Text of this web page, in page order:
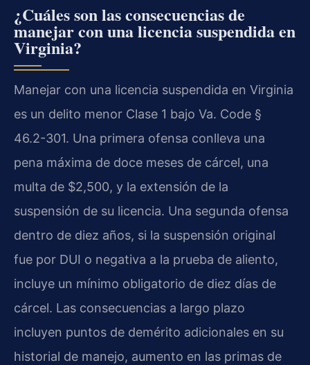
¿Cuáles son las consecuencias de
manejar con una licencia suspendida en
Virginia?
Manejar con una licencia suspendida en Virginia
es un delito menor Clase 1 bajo Va. Code §
46.2-301. Una primera ofensa conlleva una
pena máxima de doce meses de cárcel, una
multa de $2,500, y la extensión de la
suspensión de su licencia. Una segunda ofensa
dentro de diez años, si la suspensión original
fue por DUI o negativa a la prueba de aliento,
incluye un mínimo obligatorio de diez días de
cárcel. Las consecuencias a largo plazo
incluyen puntos de demérito adicionales en su
historial de manejo, aumento en las primas de